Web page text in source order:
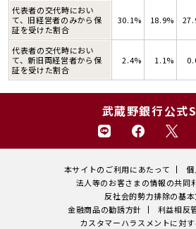
代表者の交代時におい
て、旧経営者のみから保
証を受けた割合
30.1% 18.9%
代表者の交代時におい
て、新旧両経営者から保
証を受けた割合
2.4% 1.1%
武蔵野銀行公式
本サイトのご利用にあたって
法人等のお客さまの情報の共同
反社会的勢力排除の基
金融商品の勧誘方針
利益相反
カスタマーハラスメントに対